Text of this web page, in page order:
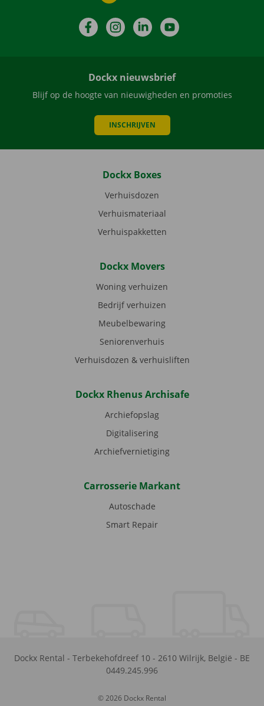
FacebookInstagramLinkedIn
Dockx nieuwsbrief
Blijf op de hoogte van nieuwigheden en promoties
INSCHRIJVEN
Dockx Boxes
Verhuisdozen
Verhuismateriaal
Verhuispakketten
Dockx Movers
Woning verhuizen
Bedrijf verhuizen
Meubelbewaring
Seniorenverhuis
Verhuisdozen & verhuisliften
Dockx Rhenus Archisafe
Archiefopslag
Digitalisering
Archiefvernietiging
Carrosserie Markant
Autoschade
Smart Repair
Dockx Rental - Terbekehofdreef 10 - 2610 Wilrijk, België - BE
0449.245.996
© 2026 Dockx Rental